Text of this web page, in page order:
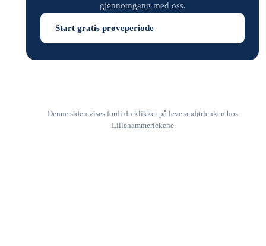
gjennomgang med oss.
Start gratis prøveperiode
Denne siden vises fordi du klikket på leverandørlenken hos
Lillehammerlekene